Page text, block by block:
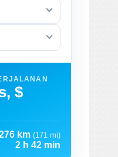
$
km (171 mi)
2 h 42 min